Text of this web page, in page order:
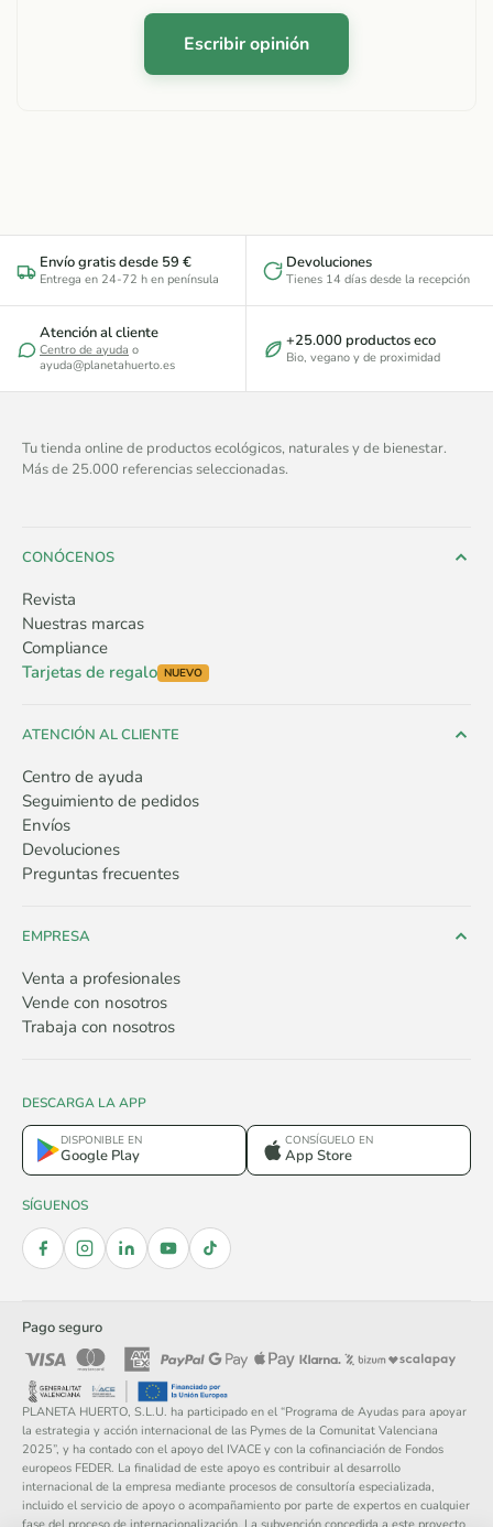
Escribir opinión
Envío gratis desde 59 €
Entrega en 24-72 h en península
Devoluciones
Tienes 14 días desde la recepción
Atención al cliente
Centro de ayuda o
ayuda@planetahuerto.es
+25.000 productos eco
Bio, vegano y de proximidad
Tu tienda online de productos ecológicos, naturales y de bienestar.
Más de 25.000 referencias seleccionadas.
CONÓCENOS
Revista
Nuestras marcas
Compliance
Tarjetas de regalo NUEVO
ATENCIÓN AL CLIENTE
Centro de ayuda
Seguimiento de pedidos
Envíos
Devoluciones
Preguntas frecuentes
EMPRESA
Venta a profesionales
Vende con nosotros
Trabaja con nosotros
DESCARGA LA APP
DISPONIBLE EN
Google Play
CONSÍGUELO EN
App Store
SÍGUENOS
Pago seguro
PLANETA HUERTO, S.L.U. ha participado en el “Programa de Ayudas para apoyar
la estrategia y acción internacional de las Pymes de la Comunitat Valenciana
2025”, y ha contado con el apoyo del IVACE y con la cofinanciación de Fondos
europeos FEDER. La finalidad de este apoyo es contribuir al desarrollo
internacional de la empresa mediante procesos de consultoría especializada,
incluido el servicio de apoyo o acompañamiento por parte de expertos en cualquier